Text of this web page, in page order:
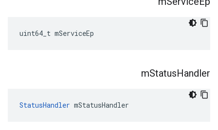
uint64_t mServiceEp
mStatusHandler
StatusHandler mStatusHandler